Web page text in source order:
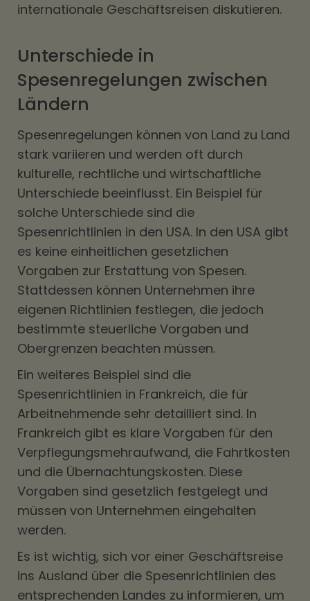
internationale Geschäftsreisen diskutieren.
Unterschiede in
Spesenregelungen zwischen
Ländern
Spesenregelungen können von Land zu Land
stark variieren und werden oft durch
kulturelle, rechtliche und wirtschaftliche
Unterschiede beeinflusst. Ein Beispiel für
solche Unterschiede sind die
Spesenrichtlinien in den USA. In den USA gibt
es keine einheitlichen gesetzlichen
Vorgaben zur Erstattung von Spesen.
Stattdessen können Unternehmen ihre
eigenen Richtlinien festlegen, die jedoch
bestimmte steuerliche Vorgaben und
Obergrenzen beachten müssen.
Ein weiteres Beispiel sind die
Spesenrichtlinien in Frankreich, die für
Arbeitnehmende sehr detailliert sind. In
Frankreich gibt es klare Vorgaben für den
Verpflegungsmehraufwand, die Fahrtkosten
und die Übernachtungskosten. Diese
Vorgaben sind gesetzlich festgelegt und
müssen von Unternehmen eingehalten
werden.
Es ist wichtig, sich vor einer Geschäftsreise
ins Ausland über die Spesenrichtlinien des
entsprechenden Landes zu informieren, um